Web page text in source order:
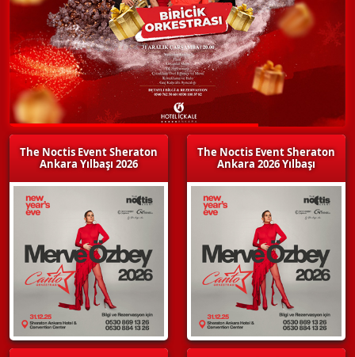
The Noctis Event Sheraton
Ankara Yılbaşı 2026
The Noctis Event Sheraton
Ankara 2026 Yılbaşı